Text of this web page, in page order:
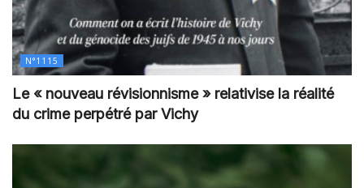
N°1115
Le « nouveau révisionnisme » relativise la réalité
du crime perpétré par Vichy